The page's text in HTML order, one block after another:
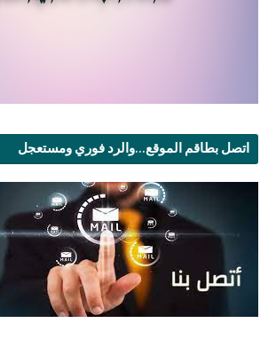
اتصل بطاقم الموقع...والرد فوري ومستعجل